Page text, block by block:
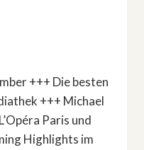
+++ Die besten
+++ Michael
Paris und
Highlights im